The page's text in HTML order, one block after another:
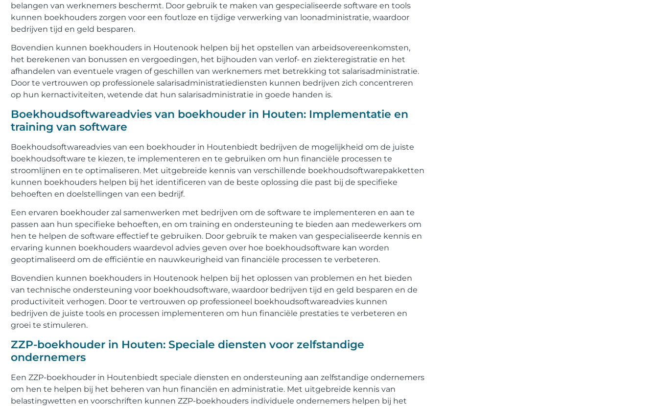
belangen van werknemers beschermt. Door gebruik te maken van gespecialiseerde software en tools
kunnen boekhouders zorgen voor een foutloze en tijdige verwerking van loonadministratie, waardoor
bedrijven tijd en geld besparen.
Bovendien kunnen boekhouders in Houtenook helpen bij het opstellen van arbeidsovereenkomsten,
het berekenen van bonussen en vergoedingen, het bijhouden van verlof- en ziekteregistratie en het
afhandelen van eventuele vragen of geschillen van werknemers met betrekking tot salarisadministratie.
Door te vertrouwen op professionele salarisadministratiediensten kunnen bedrijven zich concentreren
op hun kernactiviteiten, wetende dat hun salarisadministratie in goede handen is.
Boekhoudsoftwareadvies van boekhouder in Houten: Implementatie en
training van software
Boekhoudsoftwareadvies van een boekhouder in Houtenbiedt bedrijven de mogelijkheid om de juiste
boekhoudsoftware te kiezen, te implementeren en te gebruiken om hun financiële processen te
stroomlijnen en te optimaliseren. Met uitgebreide kennis van verschillende boekhoudsoftwarepakketten
kunnen boekhouders helpen bij het identificeren van de beste oplossing die past bij de specifieke
behoeften en doelstellingen van een bedrijf.
Een ervaren boekhouder zal samenwerken met bedrijven om de software te implementeren en aan te
passen aan hun specifieke behoeften, en om training en ondersteuning te bieden aan medewerkers om
hen te helpen de software effectief te gebruiken. Door gebruik te maken van gespecialiseerde kennis en
ervaring kunnen boekhouders waardevol advies geven over hoe boekhoudsoftware kan worden
geoptimaliseerd om de efficiëntie en nauwkeurigheid van financiële processen te verbeteren.
Bovendien kunnen boekhouders in Houtenook helpen bij het oplossen van problemen en het bieden
van technische ondersteuning voor boekhoudsoftware, waardoor bedrijven tijd en geld besparen en de
productiviteit verhogen. Door te vertrouwen op professioneel boekhoudsoftwareadvies kunnen
bedrijven de juiste tools en processen implementeren om hun financiële prestaties te verbeteren en
groei te stimuleren.
ZZP-boekhouder in Houten: Speciale diensten voor zelfstandige
ondernemers
Een ZZP-boekhouder in Houtenbiedt speciale diensten en ondersteuning aan zelfstandige ondernemers
om hen te helpen bij het beheren van hun financiën en administratie. Met uitgebreide kennis van
belastingwetten en voorschriften kunnen ZZP-boekhouders individuele ondernemers helpen bij het